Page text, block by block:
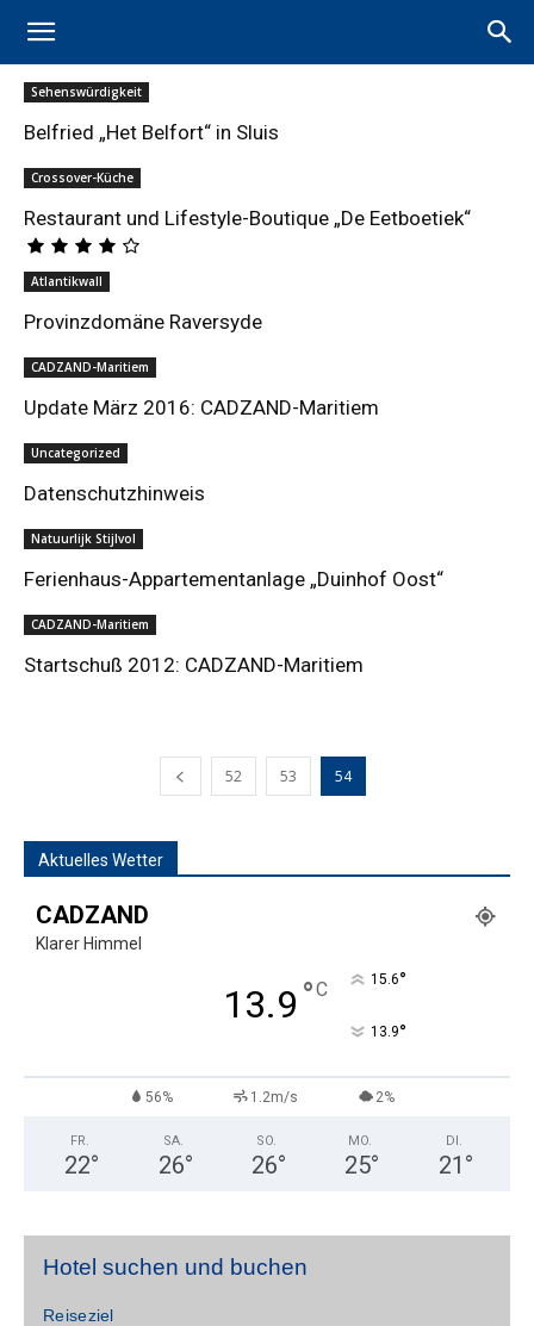
Sehenswürdigkeit
Belfried „Het Belfort“ in Sluis
Crossover-Küche
Restaurant und Lifestyle-Boutique „De Eetboetiek“
Atlantikwall
Provinzdomäne Raversyde
CADZAND-Maritiem
Update März 2016: CADZAND-Maritiem
Uncategorized
Datenschutzhinweis
Natuurlijk Stijlvol
Ferienhaus-Appartementanlage „Duinhof Oost“
CADZAND-Maritiem
Startschuß 2012: CADZAND-Maritiem
52 53 54
Aktuelles Wetter
CADZAND
Klarer Himmel
13.9 °C 15.6°
13.9°
56% 1.2m/s 2%
FR.
22°
SA.
26°
SO.
26°
MO.
25°
DI.
21 °
Hotel suchen und buchen
Reiseziel